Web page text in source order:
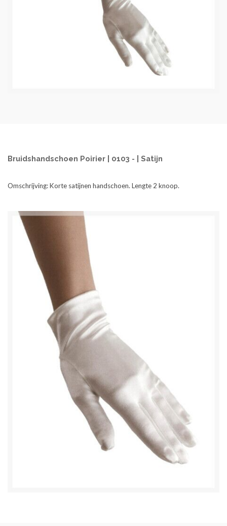
Bruidshandschoen Poirier | 0103 - | Satijn
Omschrijving: Korte satijnen handschoen. Lengte 2 knoop.